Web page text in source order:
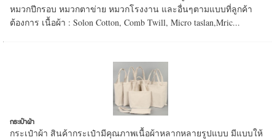
หมวกปีกรอบ หมวกตาข่าย หมวกโรงงาน และอื่นๆตามแบบที่ลูกค้า
ต้องการ เนื้อผ้า : Solon Cotton, Comb Twill, Micro taslan,Mric...
กระเป๋าผ้า
กระเป๋าผ้า สินค้ากระเป๋ามีคุณภาพเนื้อผ้าหลากหลายรูปแบบ มีแบบให้